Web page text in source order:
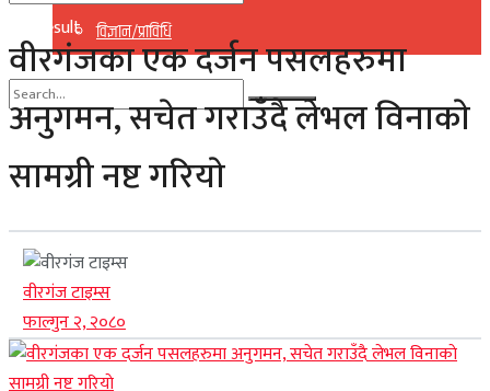
विज्ञान/प्राविधि
No Result
View All Result
No Result
View All Result
वीरगंजका एक दर्जन पसलहरुमा
अनुगमन, सचेत गराउँदै लेभल विनाकाे
सामग्री नष्ट गरियाे
वीरगंज टाइम्स
फाल्गुन २, २०८०